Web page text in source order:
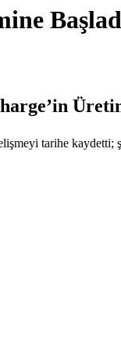
tarihe kaydetti;